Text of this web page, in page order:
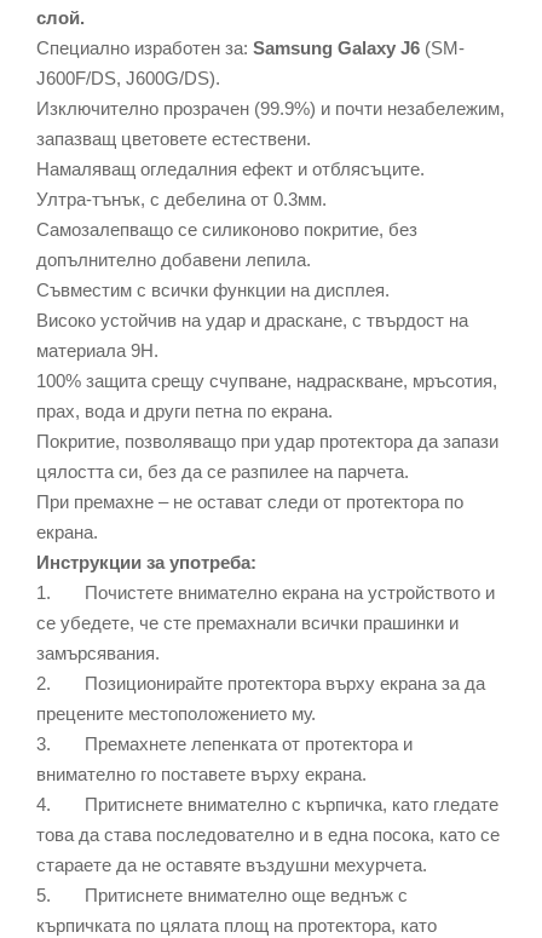
слой.
Специално изработен за: Samsung Galaxy J6 (SM-
J600F/DS, J600G/DS).
Изключително прозрачен (99.9%) и почти незабележим,
запазващ цветовете естествени.
Намаляващ огледалния ефект и отблясъците.
Ултра-тънък, с дебелина от 0.3мм.
Самозалепващо се силиконово покритие, без
допълнително добавени лепила.
Съвместим с всички функции на дисплея.
Високо устойчив на удар и драскане, с твърдост на
материала 9Н.
100% защита срещу счупване, надраскване, мръсотия,
прах, вода и други петна по екрана.
Покритие, позволяващо при удар протектора да запази
цялостта си, без да се разпилее на парчета.
При премахне – не остават следи от протектора по
екрана.
Инструкции за употреба:
1. Почистете внимателно екрана на устройството и
се убедете, че сте премахнали всички прашинки и
замърсявания.
2. Позиционирайте протектора върху екрана за да
прецените местоположението му.
3. Премахнете лепенката от протектора и
внимателно го поставете върху екрана.
4. Притиснете внимателно с кърпичка, като гледате
това да става последователно и в една посока, като се
стараете да не оставяте въздушни мехурчета.
5. Притиснете внимателно още веднъж с
кърпичката по цялата площ на протектора, като